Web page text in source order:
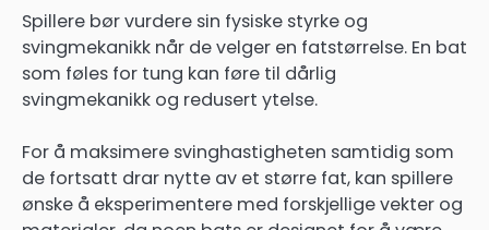
Spillere bør vurdere sin fysiske styrke og
svingmekanikk når de velger en fatstørrelse. En bat
som føles for tung kan føre til dårlig
svingmekanikk og redusert ytelse.
For å maksimere svinghastigheten samtidig som
de fortsatt drar nytte av et større fat, kan spillere
ønske å eksperimentere med forskjellige vekter og